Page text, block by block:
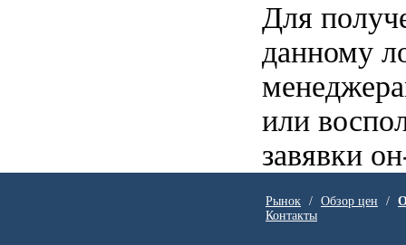
Для
данному
или
завявки
Рынок / Обзор цен /
Контакты